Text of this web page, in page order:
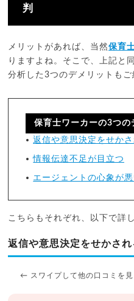
判
メリットがあれば、当然保育
りますよね。そこで、上記と
分析した3つのデメリットもご
保育士ワーカーの3つの
返信や意思決定をせかさ
情報伝達不足が目立つ
エージェントの心象が
こちらもそれぞれ、以下で詳
返信や意思決定をせかされ
← スワイプして他の口コミを